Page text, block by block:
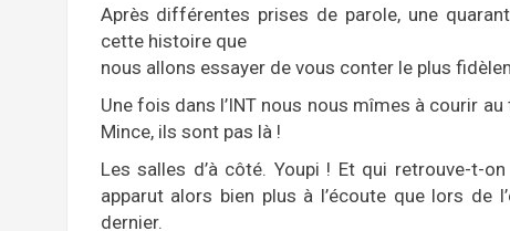
Après différentes prises de parole, une
cette histoire que
nous allons essayer de vous conter le plus
Une fois dans l’INT nous nous mîmes à courir
Mince, ils sont pas là !
Les salles d’à côté. Youpi ! Et qui retrouve-t-
apparut alors bien plus à l’écoute que lors de
dernier.